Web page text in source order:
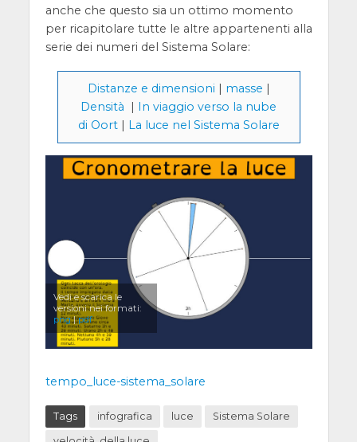
anche che questo sia un ottimo momento
per ricapitolare tutte le altre appartenenti alla
serie dei numeri del Sistema Solare:
Distanze e dimensioni | masse |
Densità
| In viaggio verso la nube
di Oort| La luce nel Sistema Solare
Vedi e scarica le
versioni nei formati:
png|pdf
tempo_luce-sistema_solare
Tags infografica luce Sistema Solare